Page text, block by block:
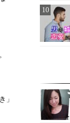
」